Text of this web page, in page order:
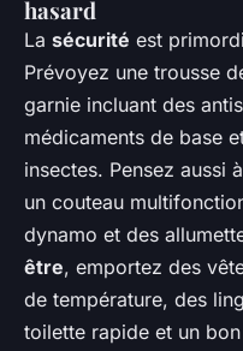
hasard
La sécurité est
Prévoyez une trousse
garnie incluant des
médicaments de base
insectes. Pensez aussi
un couteau
dynamo et des
être, emportez des
de température, des
toilette rapide et un